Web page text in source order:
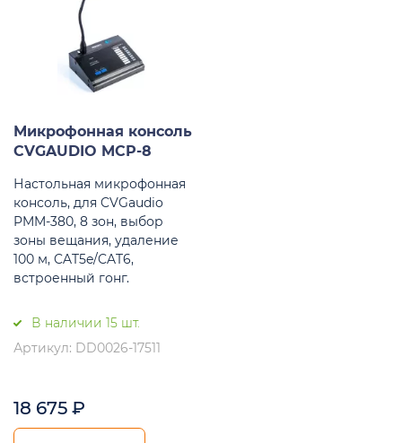
Микрофонная консоль
CVGAUDIO MCP-8
Настольная микрофонная
консоль, для CVGaudio
PMM-380, 8 зон, выбор
зоны вещания, удаление
100 м, CAT5e/CAT6,
встроенный гонг.
В наличии 15 шт.
Артикул: DD0026-17511
18 675 ₽